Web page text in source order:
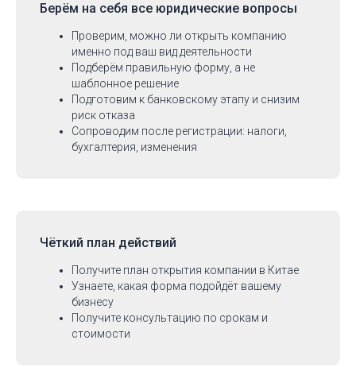
Берём на себя все юридические вопросы
Проверим, можно ли открыть компанию
именно под ваш вид деятельности
Подберём правильную форму, а не
шаблонное решение
Подготовим к банковскому этапу и снизим
риск отказа
Сопроводим после регистрации: налоги,
бухгалтерия, изменения
Чёткий план действий
Получите план открытия компании в Китае
Узнаете, какая форма подойдёт вашему
бизнесу
Получите консультацию по срокам и
стоимости